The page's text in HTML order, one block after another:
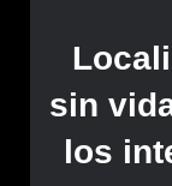
sin
los